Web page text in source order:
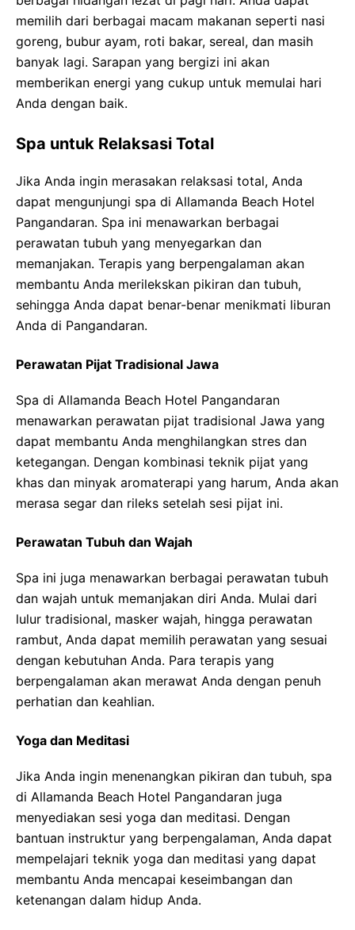
memilih dari berbagai macam makanan seperti nasi
goreng, bubur ayam, roti bakar, sereal, dan masih
banyak lagi. Sarapan yang bergizi ini akan
memberikan energi yang cukup untuk memulai hari
Anda dengan baik.
Spa untuk Relaksasi Total
Jika Anda ingin merasakan relaksasi total, Anda
dapat mengunjungi spa di Allamanda Beach Hotel
Pangandaran. Spa ini menawarkan berbagai
perawatan tubuh yang menyegarkan dan
memanjakan. Terapis yang berpengalaman akan
membantu Anda merilekskan pikiran dan tubuh,
sehingga Anda dapat benar-benar menikmati liburan
Anda di Pangandaran.
Perawatan Pijat Tradisional Jawa
Spa di Allamanda Beach Hotel Pangandaran
menawarkan perawatan pijat tradisional Jawa yang
dapat membantu Anda menghilangkan stres dan
ketegangan. Dengan kombinasi teknik pijat yang
khas dan minyak aromaterapi yang harum, Anda akan
merasa segar dan rileks setelah sesi pijat ini.
Perawatan Tubuh dan Wajah
Spa ini juga menawarkan berbagai perawatan tubuh
dan wajah untuk memanjakan diri Anda. Mulai dari
lulur tradisional, masker wajah, hingga perawatan
rambut, Anda dapat memilih perawatan yang sesuai
dengan kebutuhan Anda. Para terapis yang
berpengalaman akan merawat Anda dengan penuh
perhatian dan keahlian.
Yoga dan Meditasi
Jika Anda ingin menenangkan pikiran dan tubuh, spa
di Allamanda Beach Hotel Pangandaran juga
menyediakan sesi yoga dan meditasi. Dengan
bantuan instruktur yang berpengalaman, Anda dapat
mempelajari teknik yoga dan meditasi yang dapat
membantu Anda mencapai keseimbangan dan
ketenangan dalam hidup Anda.